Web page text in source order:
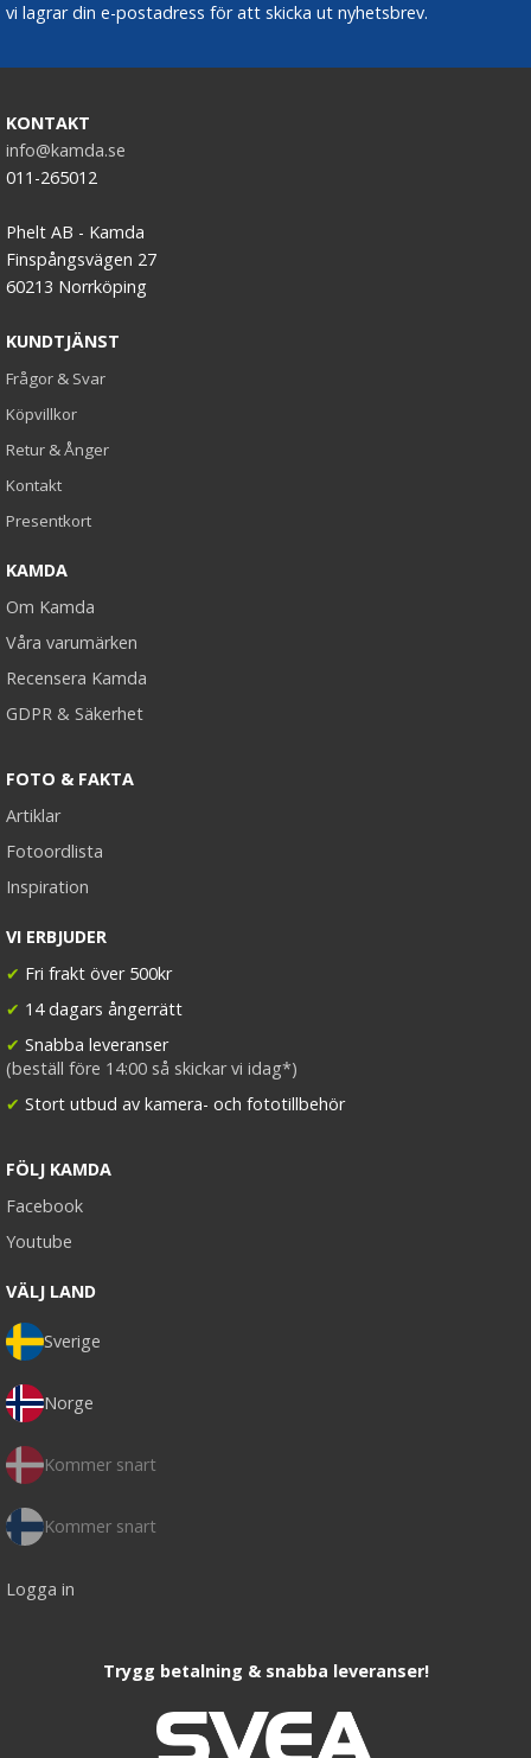
vi lagrar din e-postadress för att skicka ut nyhetsbrev.
KONTAKT
info@kamda.se
011-265012
Phelt AB - Kamda
Finspångsvägen 27
60213 Norrköping
KUNDTJÄNST
Frågor & Svar
Köpvillkor
Retur & Ånger
Kontakt
Presentkort
KAMDA
Om Kamda
Våra varumärken
Recensera Kamda
GDPR & Säkerhet
FOTO & FAKTA
Artiklar
Fotoordlista
Inspiration
VI ERBJUDER
✔ Fri frakt över 500kr
✔ 14 dagars ångerrätt
✔ Snabba leveranser
(beställ före 14:00 så skickar vi idag*)
✔ Stort utbud av kamera- och fototillbehör
FÖLJ KAMDA
Facebook
Youtube
VÄLJ LAND
Sverige
Norge
Kommer snart
Kommer snart
Logga in
Trygg betalning & snabba leveranser!